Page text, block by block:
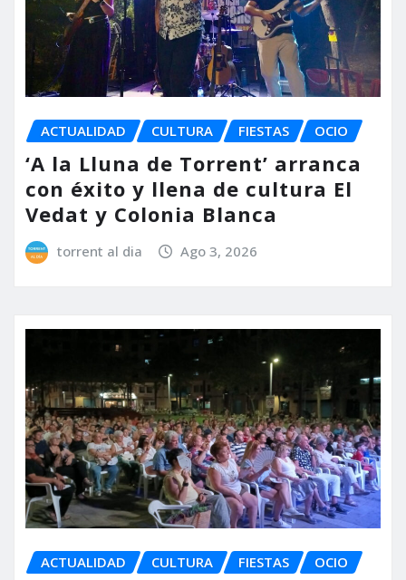
ACTUALIDAD CULTURA FIESTAS OCIO
‘A la Lluna de Torrent’ arranca
con éxito y llena de cultura El
Vedat y Colonia Blanca
torrent al dia Ago 3, 2026
ACTUALIDAD CULTURA FIESTAS OCIO